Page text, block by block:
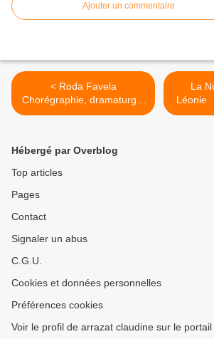
Ajouter un commentaire
< Roda Favela
Chorégraphie, dramaturgie
& mise en scène : Laurent
La
Léonie
scène
Hébergé par Overblog
Top articles
Pages
Contact
Signaler un abus
C.G.U.
Cookies et données personnelles
Préférences cookies
Voir le profil de arrazat claudine sur le